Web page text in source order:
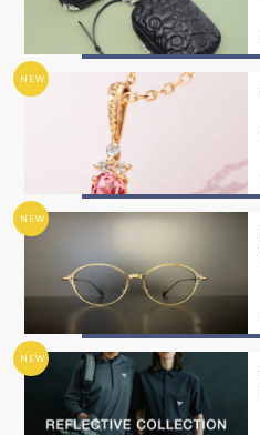
NEW
NEW
NEW